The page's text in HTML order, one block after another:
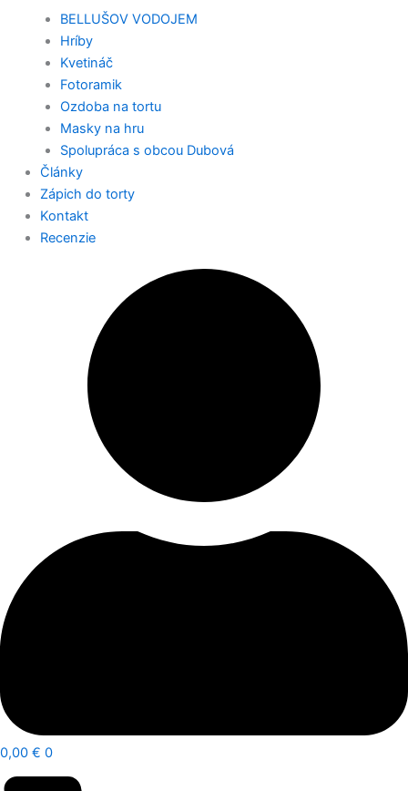
BELLUŠOV VODOJEM
Hríby
Kvetináč
Fotoramik
Ozdoba na tortu
Masky na hru
Spolupráca s obcou Dubová
Články
Zápich do torty
Kontakt
Recenzie
0,00 € 0